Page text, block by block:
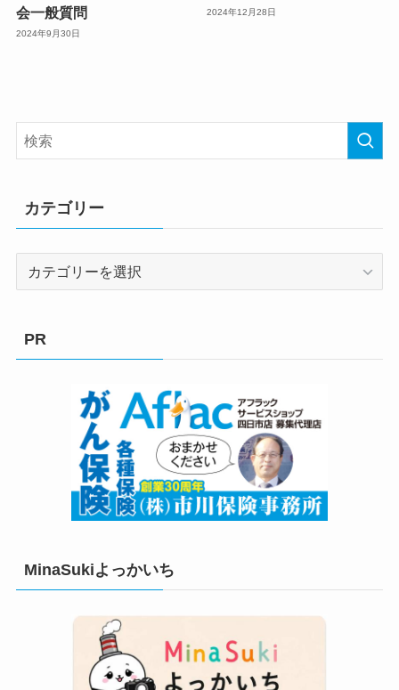
会一般質問
2024年9月30日
2024年12月28日
カテゴリー
PR
MinaSukiよっかいち